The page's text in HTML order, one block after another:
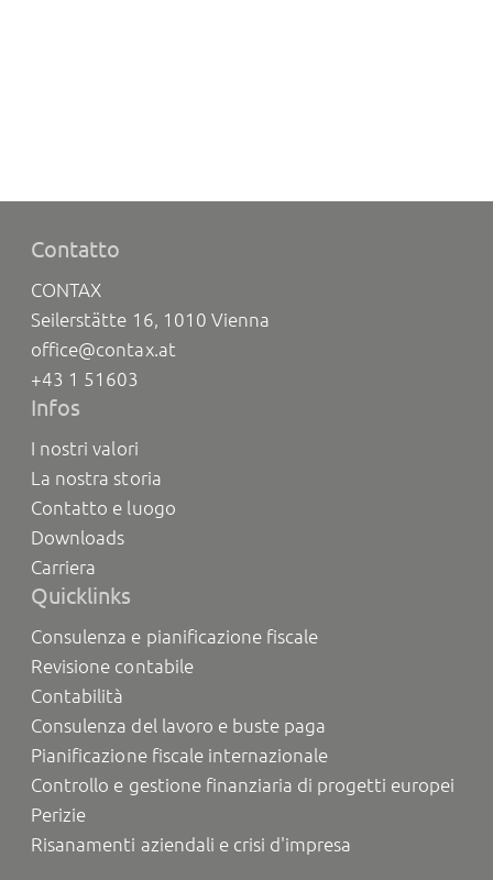
Contatto
CONTAX
Seilerstätte 16, 1010 Vienna
office@contax.at
+43 1 51603
Infos
I nostri valori
La nostra storia
Contatto e luogo
Downloads
Carriera
Quicklinks
Consulenza e pianificazione fiscale
Revisione contabile
Contabilità
Consulenza del lavoro e buste paga
Pianificazione fiscale internazionale
Controllo e gestione finanziaria di progetti europei
Perizie
Risanamenti aziendali e crisi d'impresa